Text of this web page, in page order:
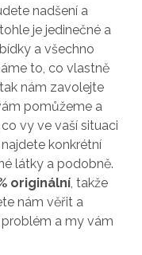
nadšení a
je jedinečné a
a všechno
to, co vlastně
nám zavolejte
pomůžeme a
vy ve vaší situaci
konkrétní
látky a podobně.
originální, takže
nám věřit a
a my vám